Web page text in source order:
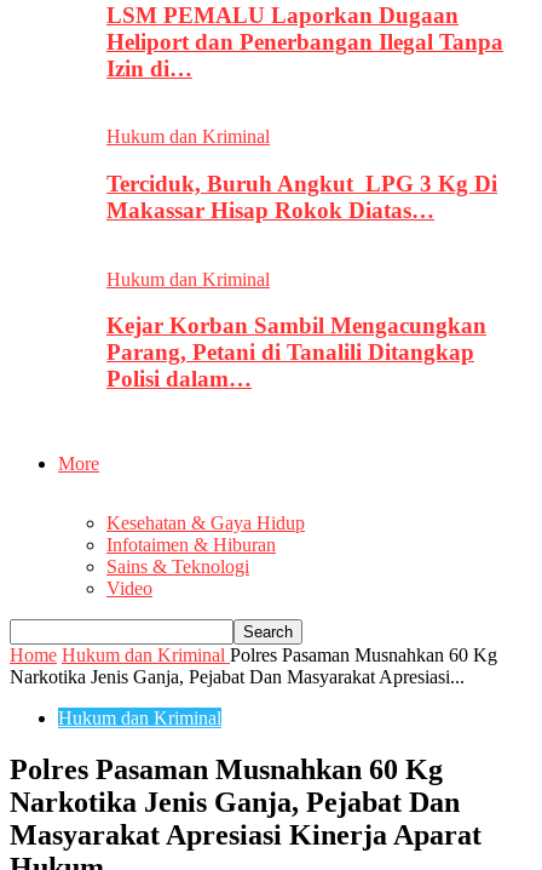
LSM PEMALU Laporkan Dugaan
Heliport dan Penerbangan Ilegal Tanpa
Izin di…
Hukum dan Kriminal
Terciduk, Buruh Angkut LPG 3 Kg Di
Makassar Hisap Rokok Diatas…
Hukum dan Kriminal
Kejar Korban Sambil Mengacungkan
Parang, Petani di Tanalili Ditangkap
Polisi dalam…
More
Kesehatan & Gaya Hidup
Infotaimen & Hiburan
Sains & Teknologi
Video
Home Hukum dan Kriminal Polres Pasaman Musnahkan 60 Kg
Narkotika Jenis Ganja, Pejabat Dan Masyarakat Apresiasi...
Hukum dan Kriminal
Polres Pasaman Musnahkan 60 Kg
Narkotika Jenis Ganja, Pejabat Dan
Masyarakat Apresiasi Kinerja Aparat